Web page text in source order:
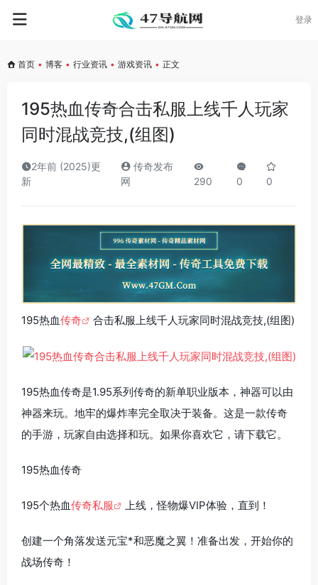
登录
首页 • 博客 • 行业资讯 • 游戏资讯 • 正文
195热血传奇合击私服上线千人玩家
同时混战竞技,(组图)
2年前 (2025)更
新
传奇发布
网
290 0 0
195热血传奇 合击私服上线千人玩家同时混战竞技,(组图)
195热血传奇是1.95系列传奇的新单职业版本，神器可以由
神器来玩。地牢的爆炸率完全取决于装备。这是一款传奇
的手游，玩家自由选择和玩。如果你喜欢它，请下载它。
195热血传奇
195个热血传奇私服 上线，怪物爆VIP体验，直到！
创建一个角落发送元宝*和恶魔之翼！准备出发，开始你的
战场传奇！